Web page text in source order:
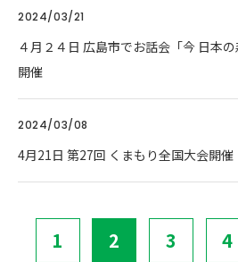
2024/03/21
４月２４日 広島市でお話会「今 日本の
開催
2024/03/08
4月21日 第27回 くまもり全国大会開催
1 2 3 4